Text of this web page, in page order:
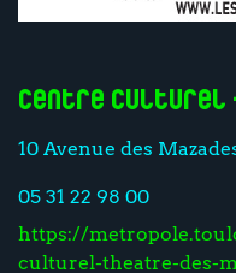
Centre culturel
10 Avenue des
05 31 22 98 00
https://
culturel-theatre-des-